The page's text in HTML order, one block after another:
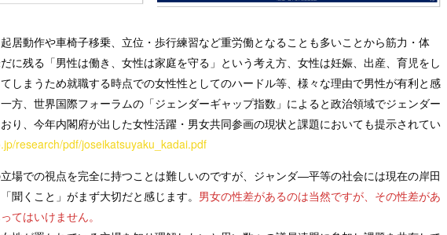
居動作や車椅子移乗、立位・歩行練習など重労働となることも多いことから筋力・体
に残る「男性は働き、女性は家庭を守る」という考え方、女性は妊娠、出産、育児をし
しまうため就職する時点での女性性としてのハードル等、様々な理由で男性が有利と感
方、世界国際フォーラムの「ジェンダーギャップ指数」によると政治領域でジェンダー
り、今年内閣府が出した女性活躍・男女共同参画の現状と課題においても提示されてい
research/pdf/joseikatsuyaku_kadai.pdf
場での視点を完全に持つことは難しいのですが、ジャンダ―平等の社会には現在の岸田
聞くこと」がまず大切だと感じます。 男女の性差があるのは当然ですが、その性差があ
てはいけません。